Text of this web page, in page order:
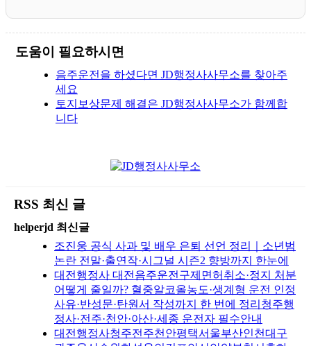
도움이 필요하시면
음주운전을 하셨다면 JD행정사사무소를 찾아주
세요
토지보상문제 해결은 JD행정사사무소가 함께합
니다
RSS 최신 글
helperjd 최신글
조진웅 공식 사과 및 배우 은퇴 선언 정리｜소년범
논란 전말·출연작·시그널 시즌2 향방까지 한눈에
대전행정사 대전음주운전구제면허취소·정지 처분
어떻게 줄일까? 혈중알코올농도·생계형 운전 인정
사유·반성문·탄원서 작성까지 한 번에 정리청주행
정사·전주·천안·아산·세종 운전자 필수안내
대전행정사청주전주천안평택서울부산인천대구